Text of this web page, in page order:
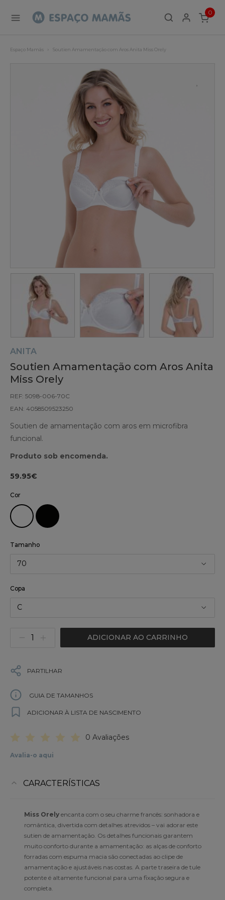
0
ITEMS
Espaço Mamãs Soutien Amamentação com Aros Anita Miss Orely
ANITA
Soutien Amamentação com Aros Anita
Miss Orely
REF: 5098-006-70C
EAN: 4058509523250
Soutien de amamentação com aros em microfibra
funcional.
Produto sob encomenda.
59.95€
Cor
Tamanho
70
Copa
C
ADICIONAR AO CARRINHO
PARTILHAR
GUIA DE TAMANHOS
ADICIONAR À LISTA DE NASCIMENTO
0 Avaliações
Avalia-o aqui
CARACTERÍSTICAS
Miss Orely encanta com o seu charme francês: sonhadora e
romântica, divertida com detalhes atrevidos – vai adorar este
sutien de amamentação. Os detalhes funcionais garantem
muito conforto durante a amamentação: as alças de conforto
forradas com espuma macia são conectadas ao clipe de
amamentação e ajustáveis nas costas. A parte traseira de tule
potente é altamente funcional para uma fixação segura e
completa.